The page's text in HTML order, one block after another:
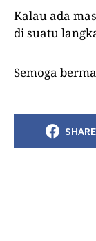
Kalau ada
di suatu
Semoga
SHARE